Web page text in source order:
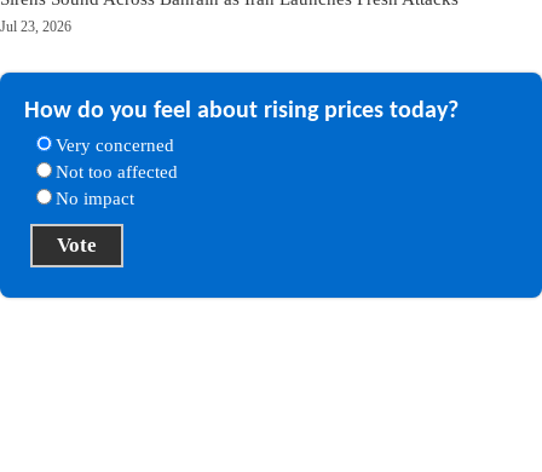
Jul 23, 2026
How do you feel about rising prices today?
Very concerned
Not too affected
No impact